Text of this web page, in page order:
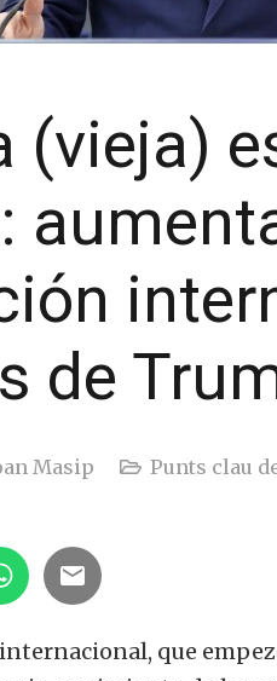
(vieja)
de
Masip Punts clau
que